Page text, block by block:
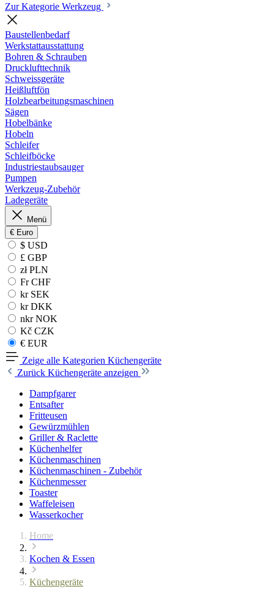
Zur Kategorie Werkzeug
Baustellenbedarf
Werkstattausstattung
Bohren & Schrauben
Drucklufttechnik
Schweissgeräte
Heißluftfön
Holzbearbeitungsmaschinen
Sägen
Hobelbänke
Hobeln
Schleifer
Schleifböcke
Industriestaubsauger
Pumpen
Werkzeug-Zubehör
Ladegeräte
Menü
€ Euro
$ USD
£ GBP
zł PLN
Fr CHF
kr SEK
kr DKK
nkr NOK
Kč CZK
€ EUR
Zeige alle Kategorien Küchengeräte
Zurück Küchengeräte anzeigen
Dampfgarer
Entsafter
Fritteusen
Gewürzmühlen
Griller & Raclette
Küchenhelfer
Küchenmaschinen
Küchenmaschinen - Zubehör
Küchenmesser
Toaster
Waffeleisen
Wasserkocher
Home
Kochen & Essen
Küchengeräte